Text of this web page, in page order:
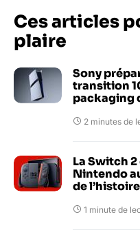
Ces articles
plaire
Sony
transition
packaging
2 minutes de
La Switch
Nintendo
de l’histoire
1 minute de